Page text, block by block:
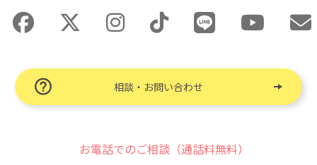
相談・お問い合わせ
お電話でのご相談（通話料無料）